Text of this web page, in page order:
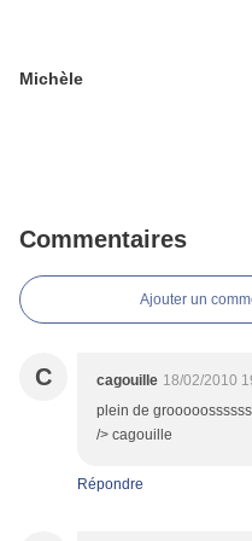
Michèle
Commentaires
Ajouter un
C cagouille 18/02/2010
plein de
/> cagouille
Répondre